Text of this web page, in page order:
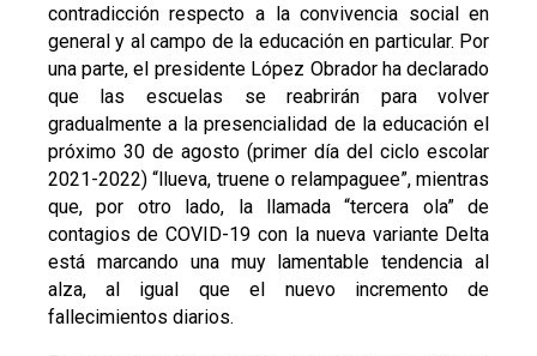
contradicción respecto a la convivencia social en
general y al campo de la educación en particular. Por
una parte, el presidente López Obrador ha declarado
que las escuelas se reabrirán para volver
gradualmente a la presencialidad de la educación el
próximo 30 de agosto (primer día del ciclo escolar
2021-2022) “llueva, truene o relampaguee”, mientras
que, por otro lado, la llamada “tercera ola” de
contagios de COVID-19 con la nueva variante Delta
está marcando una muy lamentable tendencia al
alza, al igual que el nuevo incremento de
fallecimientos diarios.